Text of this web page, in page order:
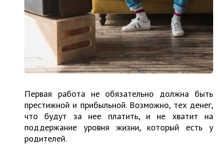
Первая работа не обязательно должна быть
престижной и прибыльной. Возможно, тех денег,
что будут за нее платить, и не хватит на
поддержание уровня жизни, который есть у
родителей.